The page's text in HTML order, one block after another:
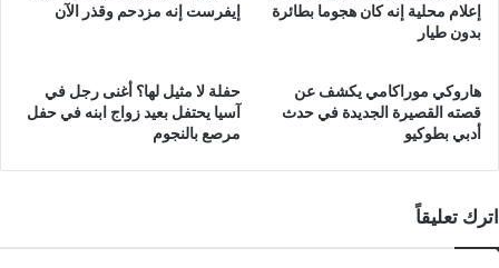
إعلام محلية إنه كان هجوما بطائرة
بدون طيار
إيفرست إنه مزدحم وقذر الآن
هاروكي موراكامي يكشف عن
قصته القصيرة الجديدة في حدث
أدبي بطوكيو
حفلة لا مثيل لها؟ أغنى رجل في
آسيا يحتفل بعيد زواج ابنه في حفل
مرصع بالنجوم
اترك تعليقاً